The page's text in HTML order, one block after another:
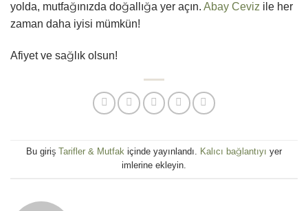
yolda, mutfağınızda doğallığa yer açın. Abay Ceviz ile her
zaman daha iyisi mümkün!
Afiyet ve sağlık olsun!
Bu giriş Tarifler & Mutfak içinde yayınlandı. Kalıcı bağlantıyı yer
imlerine ekleyin.